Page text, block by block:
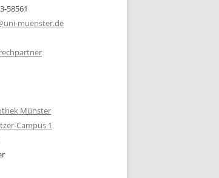
58561
muenster.de
Münster
Campus 1